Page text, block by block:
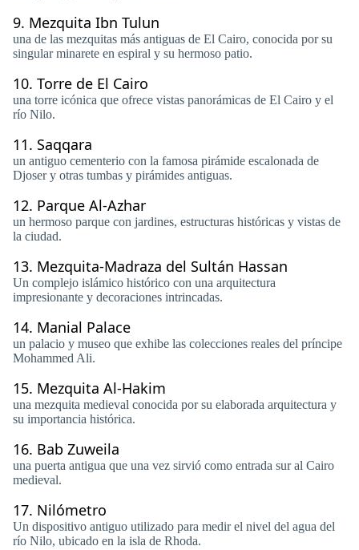
9. Mezquita Ibn Tulun
una de las mezquitas más antiguas de El Cairo, conocida por su
singular minarete en espiral y su hermoso patio.
10. Torre de El Cairo
una torre icónica que ofrece vistas panorámicas de El Cairo y el
río Nilo.
11. Saqqara
un antiguo cementerio con la famosa pirámide escalonada de
Djoser y otras tumbas y pirámides antiguas.
12. Parque Al-Azhar
un hermoso parque con jardines, estructuras históricas y vistas de
la ciudad.
13. Mezquita-Madraza del Sultán Hassan
Un complejo islámico histórico con una arquitectura
impresionante y decoraciones intrincadas.
14. Manial Palace
un palacio y museo que exhibe las colecciones reales del príncipe
Mohammed Ali.
15. Mezquita Al-Hakim
una mezquita medieval conocida por su elaborada arquitectura y
su importancia histórica.
16. Bab Zuweila
una puerta antigua que una vez sirvió como entrada sur al Cairo
medieval.
17. Nilómetro
Un dispositivo antiguo utilizado para medir el nivel del agua del
río Nilo, ubicado en la isla de Rhoda.